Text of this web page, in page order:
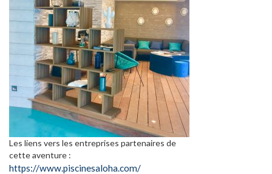
Les liens vers les entreprises partenaires de
cette aventure :
https://www.piscinesaloha.com/